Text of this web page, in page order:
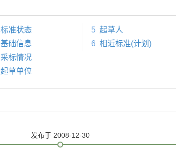
标准状态
基础信息
采标情况
起草单位
5 起草人
6 相近标准(计划)
发布于 2008-12-30